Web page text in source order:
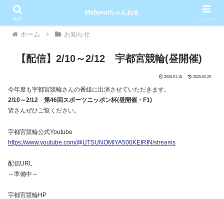
PR
ホーム お知らせ
【配信】2/10～2/12 宇都宮競輪(昼開催)
2025.01.15 2025.02.20
今年度も宇都宮競輪さんの番組に出演させていただきます。
2/10～2/12 第46回スポーツニッポン杯(昼開催・F1)
皆さんぜひご覧ください。
宇都宮競輪公式Youtube
https://www.youtube.com/@UTSUNOMIYA500KEIRIN/streams
配信URL
～準備中～
宇都宮競輪HP
検索
Mxbyeolちゃんねる
メニュー